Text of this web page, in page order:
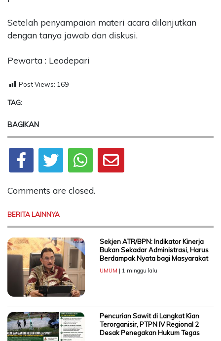
Setelah penyampaian materi acara dilanjutkan
dengan tanya jawab dan diskusi.
Pewarta : Leodepari
Post Views: 169
TAG:
BAGIKAN
Comments are closed.
BERITA LAINNYA
Sekjen ATR/BPN: Indikator Kinerja
Bukan Sekadar Administrasi, Harus
Berdampak Nyata bagi Masyarakat
UMUM | 1 minggu lalu
Pencurian Sawit di Langkat Kian
Terorganisir, PTPN IV Regional 2
Desak Penegakan Hukum Tegas